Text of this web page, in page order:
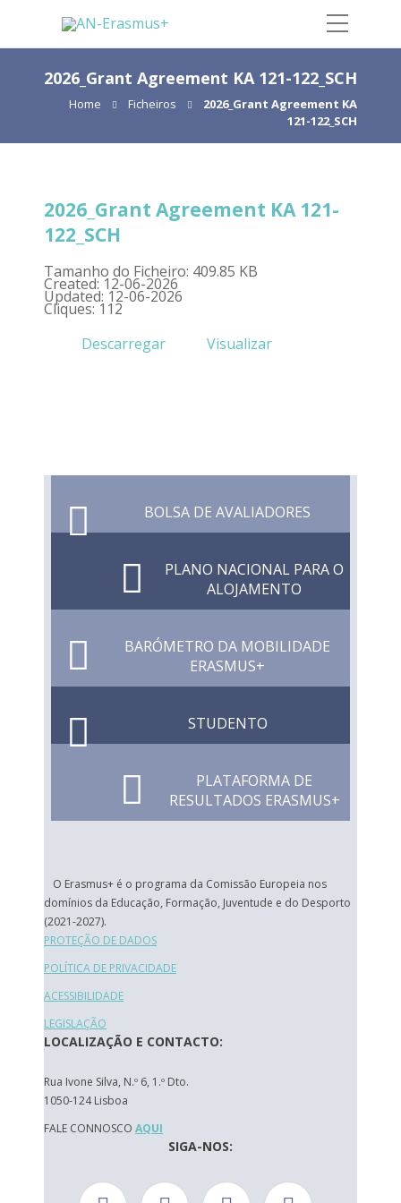
2026_Grant Agreement KA 121-122_SCH
Home Ficheiros
2026_Grant Agreement KA
121-122_SCH
2026_Grant Agreement KA 121-
122_SCH
Tamanho do Ficheiro: 409.85 KB
Created: 12-06-2026
Updated: 12-06-2026
Cliques: 112
Descarregar
Visualizar
BOLSA DE AVALIADORES
PLANO NACIONAL PARA O
ALOJAMENTO
BARÓMETRO DA MOBILIDADE
ERASMUS+
STUDENTO
PLATAFORMA DE
RESULTADOS ERASMUS+
O Erasmus+ é o programa da Comissão Europeia nos
domínios da Educação, Formação, Juventude e do Desporto
(2021-2027).
PROTEÇÃO DE DADOS
POLÍTICA DE PRIVACIDADE
ACESSIBILIDADE
LEGISLAÇÃO
LOCALIZAÇÃO E CONTACTO:
Rua Ivone Silva, N.º 6, 1.º Dto.
1050-124 Lisboa
FALE CONNOSCO AQUI
SIGA-NOS: